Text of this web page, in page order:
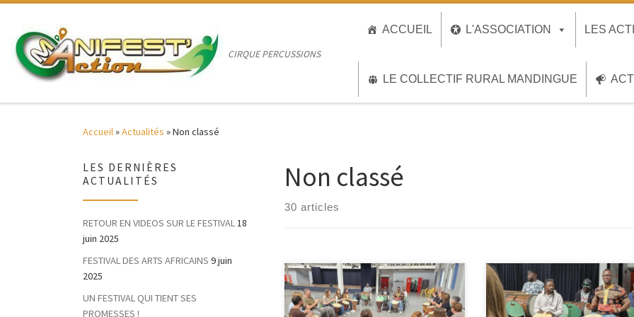
CIRQUE PERCUSSIONS
ACCUEIL L'ASSOCIATION LES
LE COLLECTIF RURAL MANDINGUE
Accueil »Actualités »Non classé
Non classé
30 articles
Retour sur le bal Afro de la soirée
avec un aperçu plutôt convaincant
côté ambiance ! Samedi 7 juin 2025 /
Premier stage de la journée avec
Madou Konate pour lancer les
hostilités du festival ce samedi 7
LES DERNIÈRES
ACTUALITÉS
RETOUR EN VIDEOS SUR LE FESTIVAL18
juin 2025
FESTIVAL DES ARTS AFRICAINS 9 juin
2025
UN FESTIVAL QUI TIENT SES
PROMESSES !